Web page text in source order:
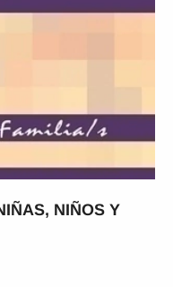
NIÑOS Y